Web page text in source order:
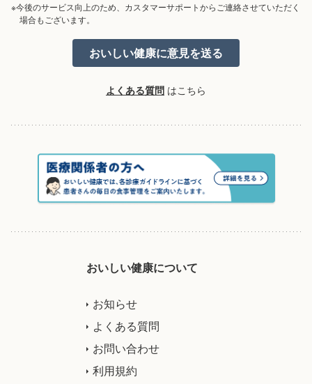
※今後のサービス向上のため、カスタマーサポートからご連絡させていただく
場合もございます。
よくある質問 はこちら
おいしい健康について
お知らせ
よくある質問
お問い合わせ
利用規約